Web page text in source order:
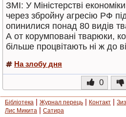
ЗМІ: У Міністерстві
через збройну агресію РФ
опинилися понад 80 видів
А от корумповані тварюки,
більше процвітають ні ж до
На злобу дня
0
Бібліотека | Журнал перець | Контакт | Зиз
Лис Микита | Сатира